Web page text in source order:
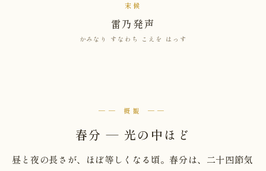
末候
雷乃発声
かみなり すなわち こえを はっす
── 概観 ──
春分 — 光の中ほど
昼と夜の長さが、ほぼ等しくなる頃。春分は、二十四節気